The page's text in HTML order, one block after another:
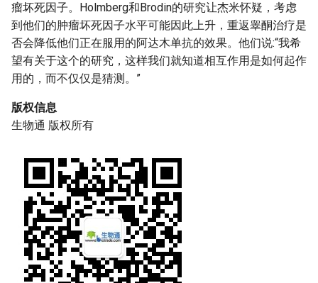
瘤坏死因子。Holmberg和Brodin的研究让杰米怀疑，考虑
到他们的肿瘤坏死因子水平可能因此上升，重返睾酮治疗是
否会降低他们正在服用的阿达木单抗的效果。他们说:“我希
望有关于这个的研究，这样我们就知道相互作用是如何起作
用的，而不仅仅是猜测。”
版权信息
生物通 版权所有